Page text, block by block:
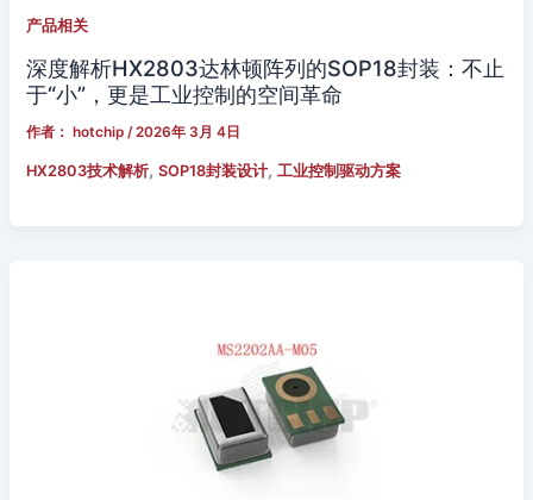
产品相关
深度解析HX2803达林顿阵列的SOP18封装：不止
于“小”，更是工业控制的空间革命
作者： hotchip /2026年 3月 4日
HX2803技术解析,SOP18封装设计,工业控制驱动方案